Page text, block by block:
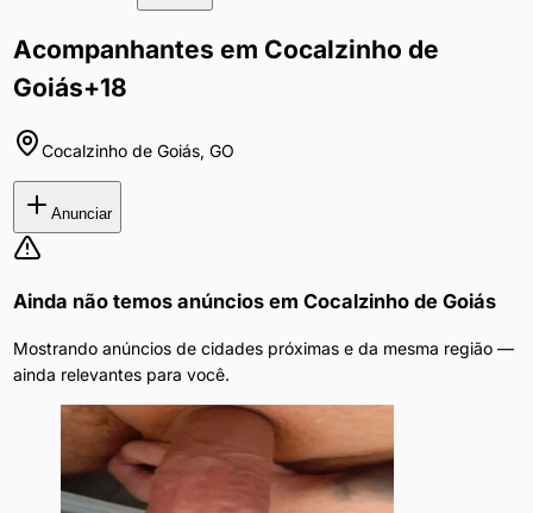
Acompanhantes em Cocalzinho de
Goiás+18
Cocalzinho de Goiás, GO
Anunciar
Ainda não temos anúncios em Cocalzinho de Goiás
Mostrando anúncios de cidades próximas e da mesma região —
ainda relevantes para você.